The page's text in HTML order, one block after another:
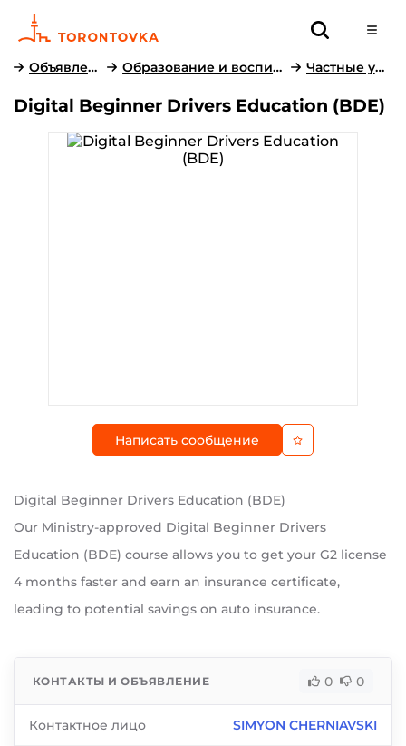
Объявления Образование и воспитание Частные уроки
Digital Beginner Drivers Education (BDE)
Написать сообщение
Digital Beginner Drivers Education (BDE)
Our Ministry-approved Digital Beginner Drivers
Education (BDE) course allows you to get your G2 license
4 months faster and earn an insurance certificate,
leading to potential savings on auto insurance.
КОНТАКТЫ И ОБЪЯВЛЕНИЕ 0 0
Контактное лицо SIMYON CHERNIAVSKI